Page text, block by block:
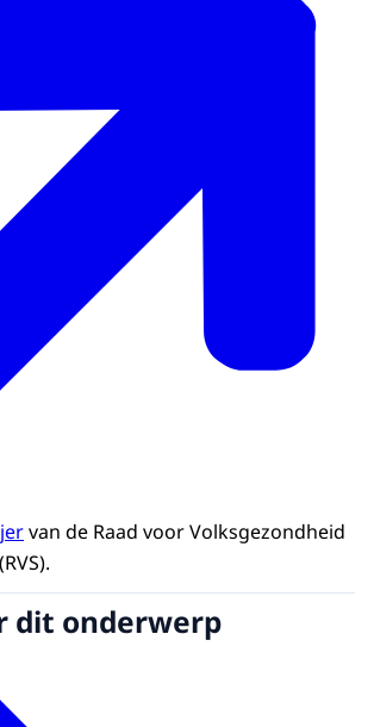
van de Raad voor Volksgezondheid
dit onderwerp